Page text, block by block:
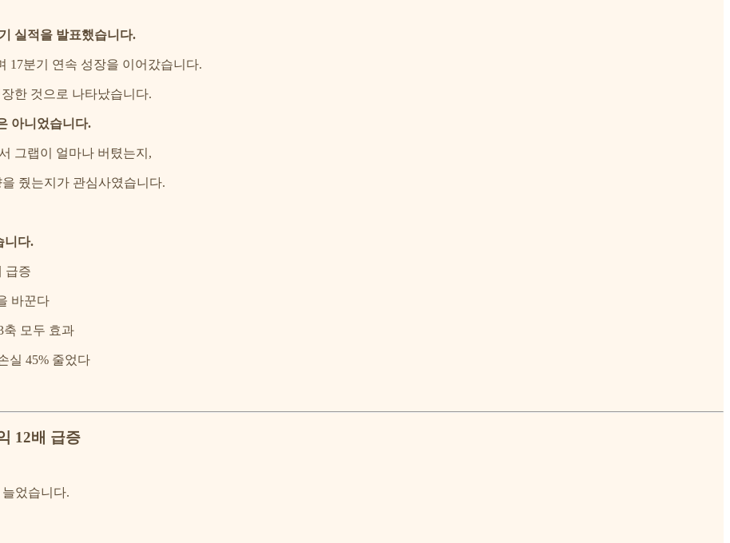
실적을 발표했습니다.
17분기 연속 성장을 이어갔습니다.
한 것으로 나타났습니다.
아니었습니다.
그랩이 얼마나 버텼는지,
줬는지가 관심사였습니다.
니다.
급증
바꾼다
축 모두 효과
실 45% 줄었다
12배 급증
었습니다.